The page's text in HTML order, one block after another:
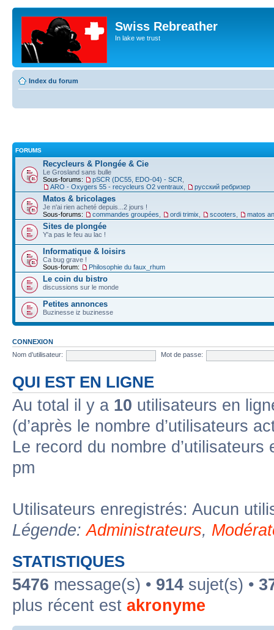
Swiss Rebreather
In lake we trust
Index du forum
FORUMS
Recycleurs & Plongée & Cie
Le Grosland sans bulle
Sous-forums:
pSCR (DC55, EDO-04) - SCR
ARO - Oxygers 55 - recycleurs O2 ventraux
русский ребризер
Matos & bricolages
Je n'ai rien acheté depuis...2 jours !
Sous-forums:
commandes groupées ordi trimix scooters matos
Sites de plongée
Y'a pas le feu au lac !
Informatique & loisirs
Ca bug grave !
Sous-forum:
Philosophie du faux_rhum
Le coin du bistro
discussions sur le monde
Petites annonces
Buzinesse iz buzinesse
CONNEXION
Nom d’utilisateur:
Mot de passe:
QUI EST EN LIGNE
Au total il y a 10 utilisateurs en
(d’après le nombre d’utilisateurs
Le record du nombre
pm
Utilisateurs enregistrés: Aucun
Légende:Administrateurs,
STATISTIQUES
5476 message(s) • 914 sujet(s) •
plus récent est akronyme